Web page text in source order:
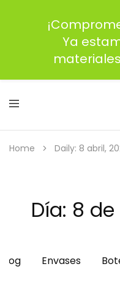
Home Daily: 8 abril,
Día: 8
Blog Envases
Ya